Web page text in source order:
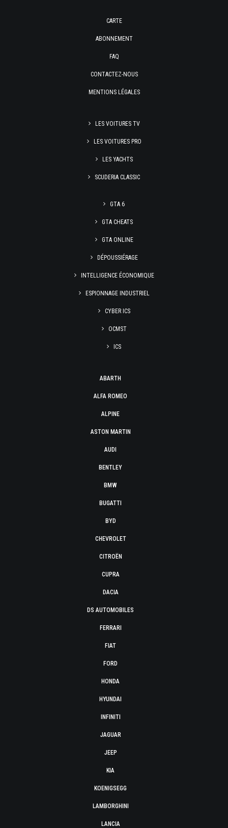
CARTE
ABONNEMENT
FAQ
CONTACTEZ-NOUS
MENTIONS LÉGALES
LES VOITURES TV
LES VOITURES PRO
LES YACHTS
SCUDERIA CLASSIC
GTA 6
GTA CHEATS
GTA ONLINE
DÉPOUSSIÉRAGE
INTELLIGENCE ÉCONOMIQUE
ESPIONNAGE INDUSTRIEL
CYBER ICS
OCMST
ICS
ABARTH
ALFA ROMEO
ALPINE
ASTON MARTIN
AUDI
BENTLEY
BMW
BUGATTI
BYD
CHEVROLET
CITROËN
CUPRA
DACIA
DS AUTOMOBILES
FERRARI
FIAT
FORD
HONDA
HYUNDAI
INFINITI
JAGUAR
JEEP
KIA
KOENIGSEGG
LAMBORGHINI
LANCIA